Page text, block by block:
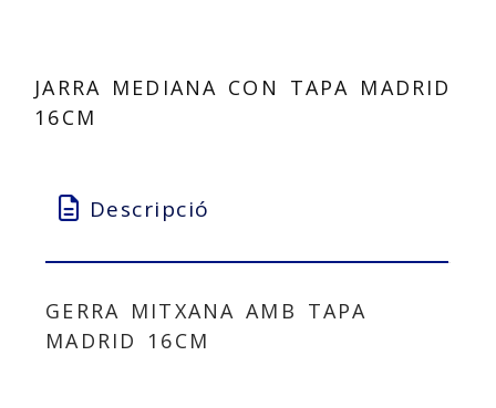
JARRA MEDIANA CON TAPA MADRID
16CM
Descripció
GERRA MITXANA AMB TAPA
MADRID 16CM